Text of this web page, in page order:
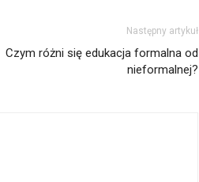
Następny artykuł
Czym różni się edukacja formalna od
nieformalnej?